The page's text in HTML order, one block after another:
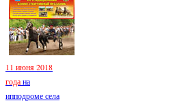
11 июня 2018
годана
ипподроме села